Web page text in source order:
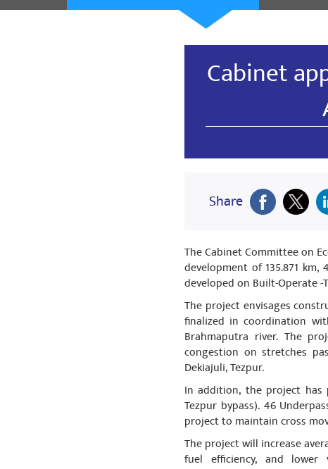
जय मां
वंदेमातरम
वार्ड पूर्व
షేర్
Manish Kumar
షేర్
Palla
Surath Of
Day's of
people's Strives
షేర్
usha rani
Cabinet
Share
The Cabinet Committee on
development of 135.871
developed on Built-Operate -
The project envisages
finalized in coordination
Brahmaputra river. The
congestion on stretches
Dekiajuli, Tezpur.
In addition, the project has
Tezpur bypass). 46
project to maintain cross
The project will increase
fuel efficiency, and lower